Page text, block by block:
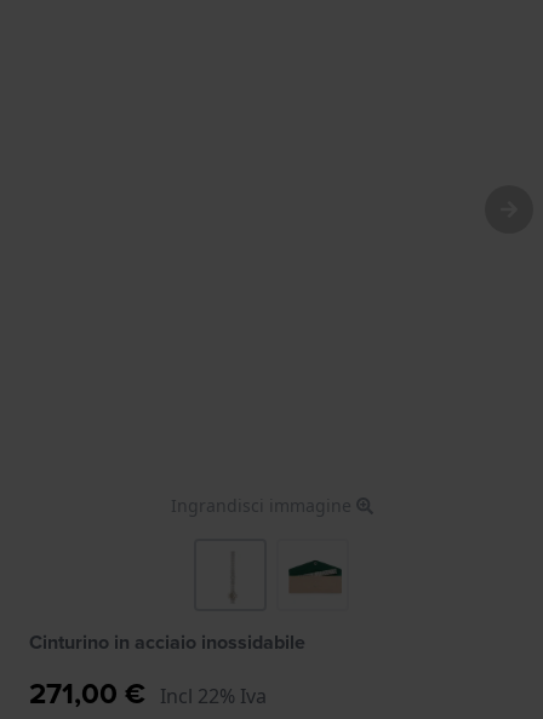
Ingrandisci immagine
Cinturino in acciaio inossidabile
271,00 € Incl 22% Iva